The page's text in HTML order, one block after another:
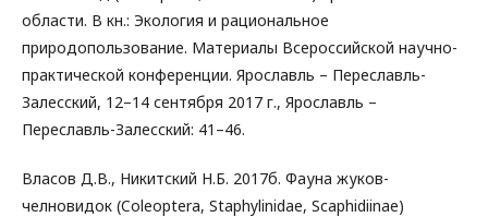
области. В кн.: Экология и рациональное
природопользование. Материалы Всероссийской научно-
практической конференции. Ярославль – Переславль-
Залесский, 12–14 сентября 2017 г., Ярославль –
Переславль-Залесский: 41–46.
Власов Д.В., Никитский Н.Б. 2017б. Фауна жуков-
челновидок (Coleoptera, Staphylinidae, Scaphidiinae)